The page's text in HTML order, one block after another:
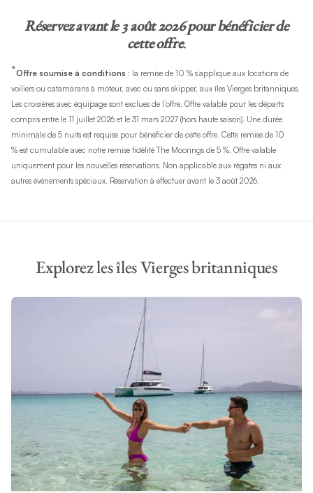
Réservez avant le 3 août 2026 pour bénéficier de
cette offre.
*Offre soumise à conditions : la remise de 10 % s’applique aux locations de
voiliers ou catamarans à moteur, avec ou sans skipper, aux îles Vierges britanniques.
Les croisières avec équipage sont exclues de l’offre. Offre valable pour les départs
compris entre le 11 juillet 2026 et le 31 mars 2027 (hors haute saison). Une durée
minimale de 5 nuits est requise pour bénéficier de cette offre. Cette remise de 10
% est cumulable avec notre remise fidélité The Moorings de 5 %. Offre valable
uniquement pour les nouvelles réservations. Non applicable aux régates ni aux
autres événements spéciaux. Réservation à effectuer avant le 3 août 2026.
Explorez les îles Vierges britanniques